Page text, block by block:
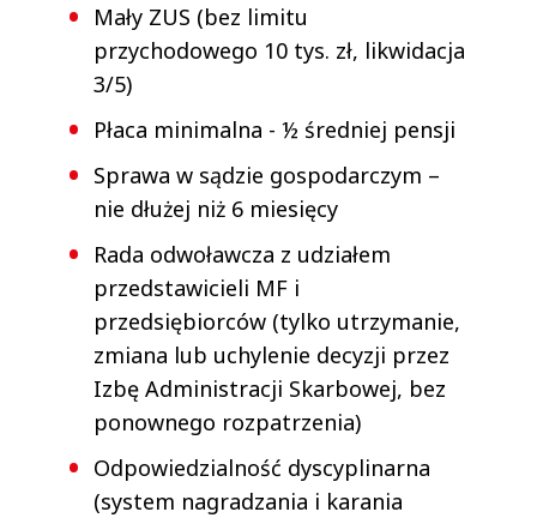
Mały ZUS (bez limitu
przychodowego 10 tys. zł, likwidacja
3/5)
Płaca minimalna - ½ średniej pensji
Sprawa w sądzie gospodarczym –
nie dłużej niż 6 miesięcy
Rada odwoławcza z udziałem
przedstawicieli MF i
przedsiębiorców (tylko utrzymanie,
zmiana lub uchylenie decyzji przez
Izbę Administracji Skarbowej, bez
ponownego rozpatrzenia)
Odpowiedzialność dyscyplinarna
(system nagradzania i karania